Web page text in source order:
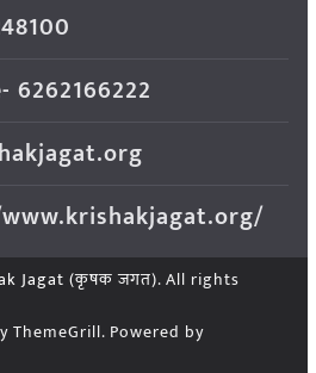
6262166222
Jagat (कृषक जगत). All rights
ThemeGrill. Powered by